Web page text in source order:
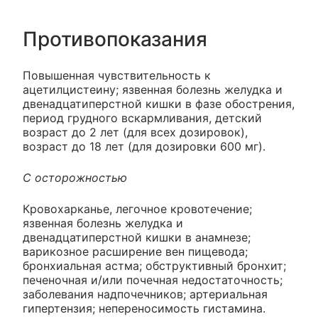
Противопоказания
Повышенная чувствительность к
ацетилцистеину; язвенная болезнь желудка и
двенадцатиперстной кишки в фазе обострения,
период грудного вскармливания, детский
возраст до 2 лет (для всех дозировок),
возраст до 18 лет (для дозировки 600 мг).
С осторожностью
Кровохарканье, легочное кровотечение;
язвенная болезнь желудка и
двенадцатиперстной кишки в анамнезе;
варикозное расширение вен пищевода;
бронхиальная астма; обструктивный бронхит;
печеночная и/или почечная недостаточность;
заболевания надпочечников; артериальная
гипертензия; непереносимость гистамина.